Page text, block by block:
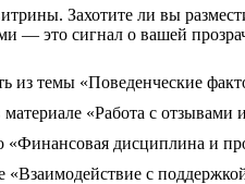
Захотите ли вы
— это сигнал о вашей
из темы «Поведенческие
«Работа с отзывами
«Финансовая дисциплина и
«Взаимодействие с